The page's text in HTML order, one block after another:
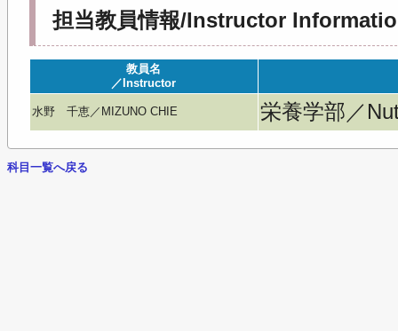
担当教員情報/Instructor
教員名
／Instructor
水野 千恵／MIZUNO CHIE 栄養学部／
科目一覧へ戻る